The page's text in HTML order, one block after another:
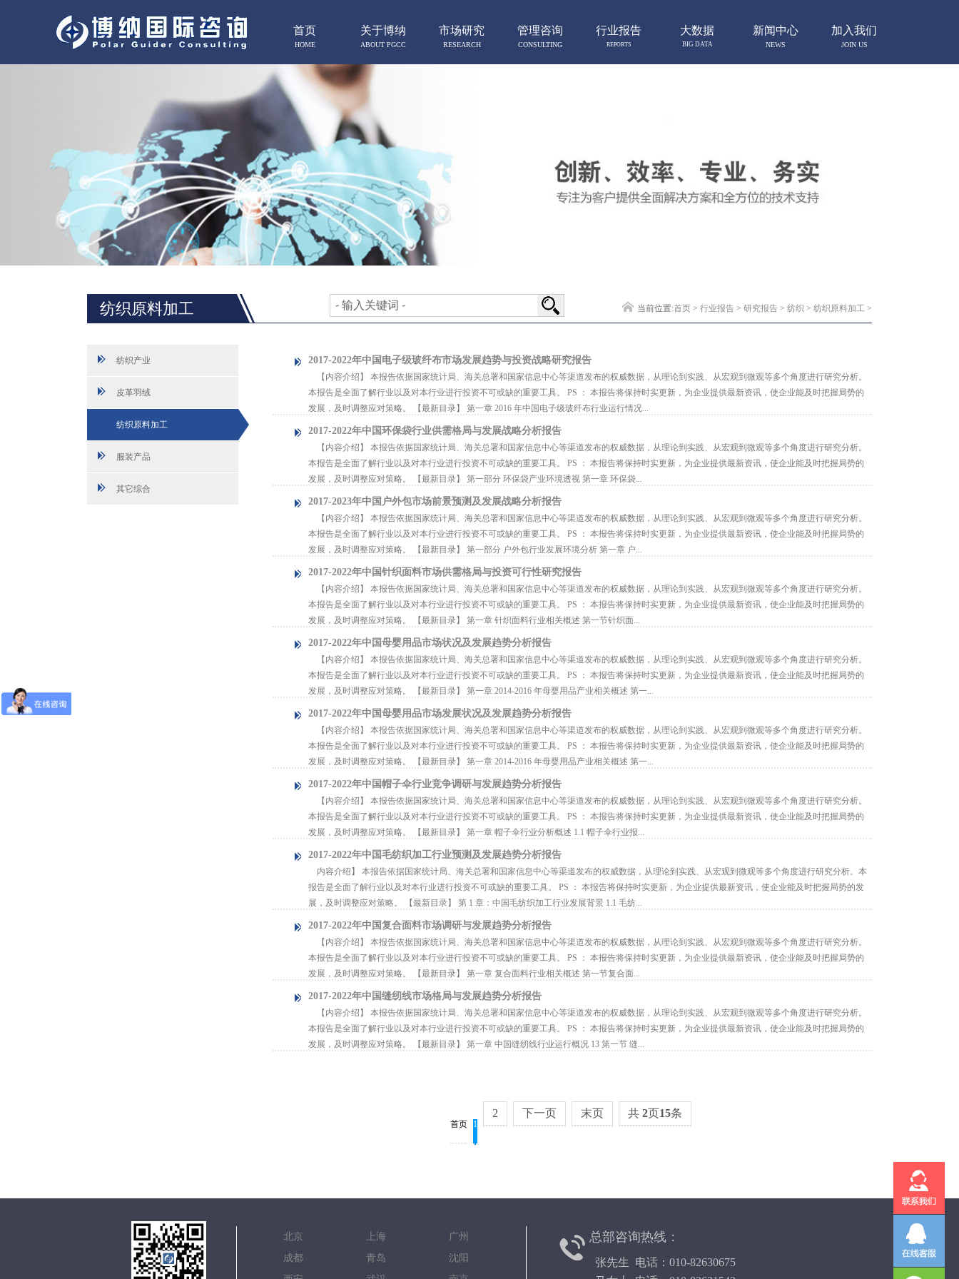
首页
HOME
关于博纳
ABOUT PGCC
市场研究
RESEARCH
管理咨询
CONSULTING
行业报告
REPORTS
大数据
BIG DATA
新闻中心
NEWS
加入我们
JOIN US
纺织原料加工 当前位置:首页 > 行业报告 > 研究报告 > 纺织 > 纺织原料加工 >
纺织产业
皮革羽绒
纺织原料加工
服装产品
其它综合
2017-2022年中国电子级玻纤布市场发展趋势与投资战略研究报告
【内容介绍】 本报告依据国家统计局、海关总署和国家信息中心等渠道发布的权威数据，从理论到实践、从宏观到微观等多个角度进行研究分析。
本报告是全面了解行业以及对本行业进行投资不可或缺的重要工具。 PS ： 本报告将保持时实更新，为企业提供最新资讯，使企业能及时把握局势的
发展，及时调整应对策略。 【最新目录】 第一章 2016 年中国电子级玻纤布行业运行情况...
2017-2022年中国环保袋行业供需格局与发展战略分析报告
【内容介绍】 本报告依据国家统计局、海关总署和国家信息中心等渠道发布的权威数据，从理论到实践、从宏观到微观等多个角度进行研究分析。
本报告是全面了解行业以及对本行业进行投资不可或缺的重要工具。 PS ： 本报告将保持时实更新，为企业提供最新资讯，使企业能及时把握局势的
发展，及时调整应对策略。 【最新目录】 第一部分 环保袋产业环境透视 第一章 环保袋...
2017-2023年中国户外包市场前景预测及发展战略分析报告
【内容介绍】 本报告依据国家统计局、海关总署和国家信息中心等渠道发布的权威数据，从理论到实践、从宏观到微观等多个角度进行研究分析。
本报告是全面了解行业以及对本行业进行投资不可或缺的重要工具。 PS ： 本报告将保持时实更新，为企业提供最新资讯，使企业能及时把握局势的
发展，及时调整应对策略。 【最新目录】 第一部分 户外包行业发展环境分析 第一章 户...
2017-2022年中国针织面料市场供需格局与投资可行性研究报告
【内容介绍】 本报告依据国家统计局、海关总署和国家信息中心等渠道发布的权威数据，从理论到实践、从宏观到微观等多个角度进行研究分析。
本报告是全面了解行业以及对本行业进行投资不可或缺的重要工具。 PS ： 本报告将保持时实更新，为企业提供最新资讯，使企业能及时把握局势的
发展，及时调整应对策略。 【最新目录】 第一章 针织面料行业相关概述 第一节针织面...
2017-2022年中国母婴用品市场状况及发展趋势分析报告
【内容介绍】 本报告依据国家统计局、海关总署和国家信息中心等渠道发布的权威数据，从理论到实践、从宏观到微观等多个角度进行研究分析。
本报告是全面了解行业以及对本行业进行投资不可或缺的重要工具。 PS ： 本报告将保持时实更新，为企业提供最新资讯，使企业能及时把握局势的
发展，及时调整应对策略。 【最新目录】 第一章 2014-2016 年母婴用品产业相关概述 第一...
2017-2022年中国母婴用品市场发展状况及发展趋势分析报告
【内容介绍】 本报告依据国家统计局、海关总署和国家信息中心等渠道发布的权威数据，从理论到实践、从宏观到微观等多个角度进行研究分析。
本报告是全面了解行业以及对本行业进行投资不可或缺的重要工具。 PS ： 本报告将保持时实更新，为企业提供最新资讯，使企业能及时把握局势的
发展，及时调整应对策略。 【最新目录】 第一章 2014-2016 年母婴用品产业相关概述 第一...
2017-2022年中国帽子伞行业竞争调研与发展趋势分析报告
【内容介绍】 本报告依据国家统计局、海关总署和国家信息中心等渠道发布的权威数据，从理论到实践、从宏观到微观等多个角度进行研究分析。
本报告是全面了解行业以及对本行业进行投资不可或缺的重要工具。 PS ： 本报告将保持时实更新，为企业提供最新资讯，使企业能及时把握局势的
发展，及时调整应对策略。 【最新目录】 第一章 帽子伞行业分析概述 1.1 帽子伞行业报...
2017-2022年中国毛纺织加工行业预测及发展趋势分析报告
内容介绍】 本报告依据国家统计局、海关总署和国家信息中心等渠道发布的权威数据，从理论到实践、从宏观到微观等多个角度进行研究分析。本
报告是全面了解行业以及对本行业进行投资不可或缺的重要工具。 PS ： 本报告将保持时实更新，为企业提供最新资讯，使企业能及时把握局势的发
展，及时调整应对策略。 【最新目录】 第 1 章：中国毛纺织加工行业发展背景 1.1 毛纺...
2017-2022年中国复合面料市场调研与发展趋势分析报告
【内容介绍】 本报告依据国家统计局、海关总署和国家信息中心等渠道发布的权威数据，从理论到实践、从宏观到微观等多个角度进行研究分析。
本报告是全面了解行业以及对本行业进行投资不可或缺的重要工具。 PS ： 本报告将保持时实更新，为企业提供最新资讯，使企业能及时把握局势的
发展，及时调整应对策略。 【最新目录】 第一章 复合面料行业相关概述 第一节复合面...
2017-2022年中国缝纫线市场格局与发展趋势分析报告
【内容介绍】 本报告依据国家统计局、海关总署和国家信息中心等渠道发布的权威数据，从理论到实践、从宏观到微观等多个角度进行研究分析。
本报告是全面了解行业以及对本行业进行投资不可或缺的重要工具。 PS ： 本报告将保持时实更新，为企业提供最新资讯，使企业能及时把握局势的
发展，及时调整应对策略。 【最新目录】 第一章 中国缝纫线行业运行概况 13 第一节 缝...
首页 1
2 下一页 末页 共 2页15条
北京 上海 广州
成都 青岛 沈阳
总部咨询热线：
张先生 电话：010-82630675